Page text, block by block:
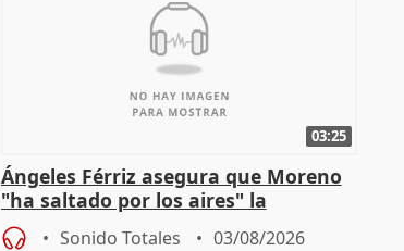
03:25
Ángeles Férriz asegura que Moreno
"ha saltado por los aires" la
negociación tras acuerdo con SMA
Sonido Totales 03/08/2026